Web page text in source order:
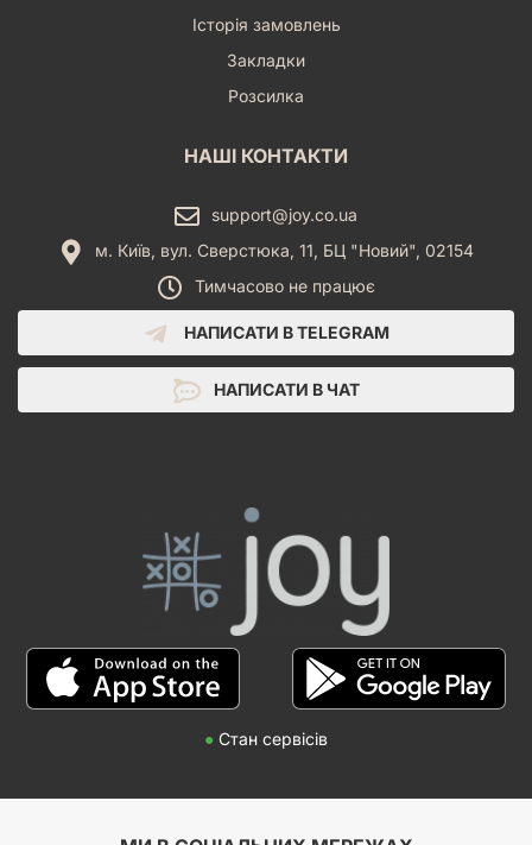
Історія замовлень
Закладки
Розсилка
НАШІ КОНТАКТИ
support@joy.co.ua
м. Київ, вул. Сверстюка, 11, БЦ "Новий", 02154
Тимчасово не працює
НАПИСАТИ В TELEGRAM
НАПИСАТИ В ЧАТ
● Стан сервісів